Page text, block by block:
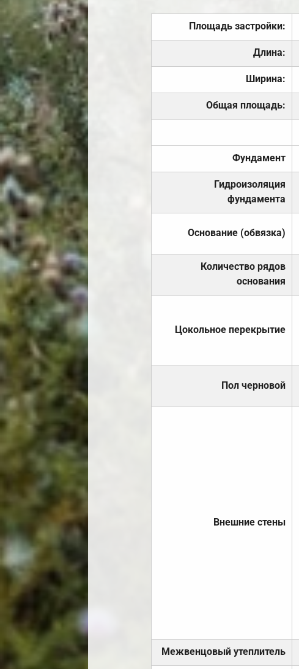
Площадь застройки:
Длина:
Ширина:
Общая площадь:
Фундамент
Гидроизоляция
фундамента
Основание (обвязка)
Количество рядов
основания
Цокольное перекрытие
Пол черновой
Внешние стены
Межвенцовый утеплитель